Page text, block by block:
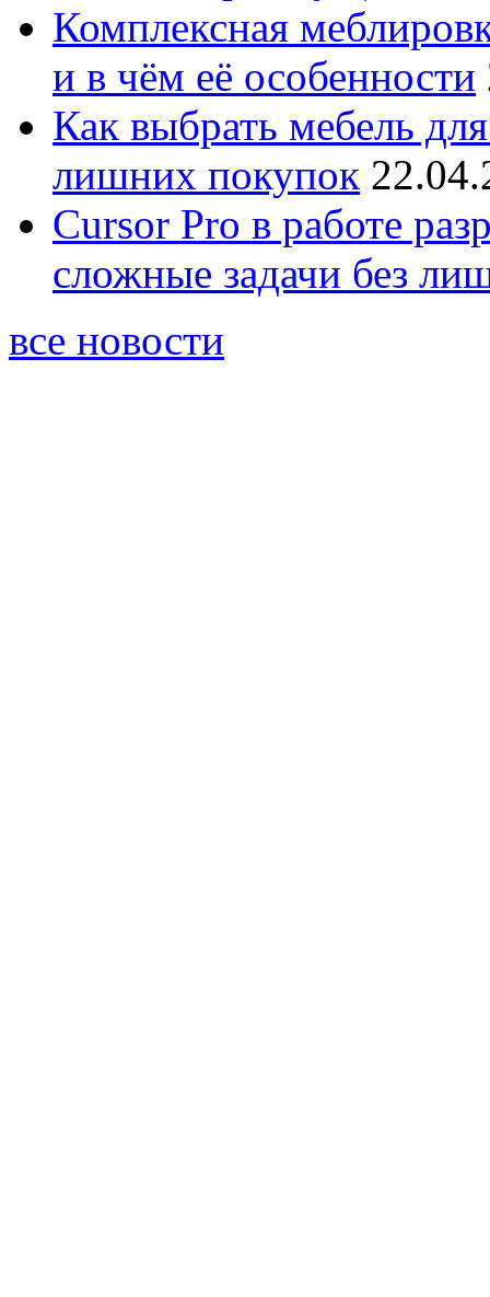
Комплексная
и в чём её особенности
Как выбрать мебель
лишних покупок
Cursor Pro в работе
сложные задачи без
все новости